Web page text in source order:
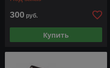
300 руб.
Купить